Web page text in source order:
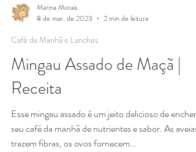
Marina Morais
8 de mar. de 2023
2 min de leitura
Café da Manhã e Lanches
Mingau Assado de Maçã |
Receita